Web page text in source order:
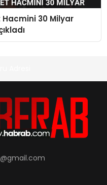
30 Milyar